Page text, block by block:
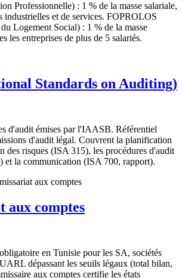
Professionnelle) : 1 % de la masse salariale,
industrielles et de services. FOPROLOS
Logement Social) : 1 % de la masse
les entreprises de plus de 5 salariés.
Standards on Auditing)
d'audit émises par l'IAASB. Référentiel
d'audit légal. Couvrent la planification
des risques (ISA 315), les procédures d'audit
et la communication (ISA 700, rapport).
aux comptes
aux comptes
en Tunisie pour les SA, sociétés
dépassant les seuils légaux (total bilan,
aux comptes certifie les états